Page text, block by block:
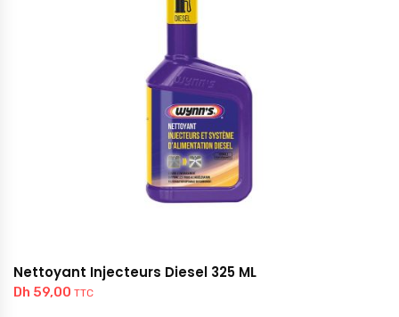
Nettoyant Injecteurs Diesel 325 ML
Dh 59,00 TTC